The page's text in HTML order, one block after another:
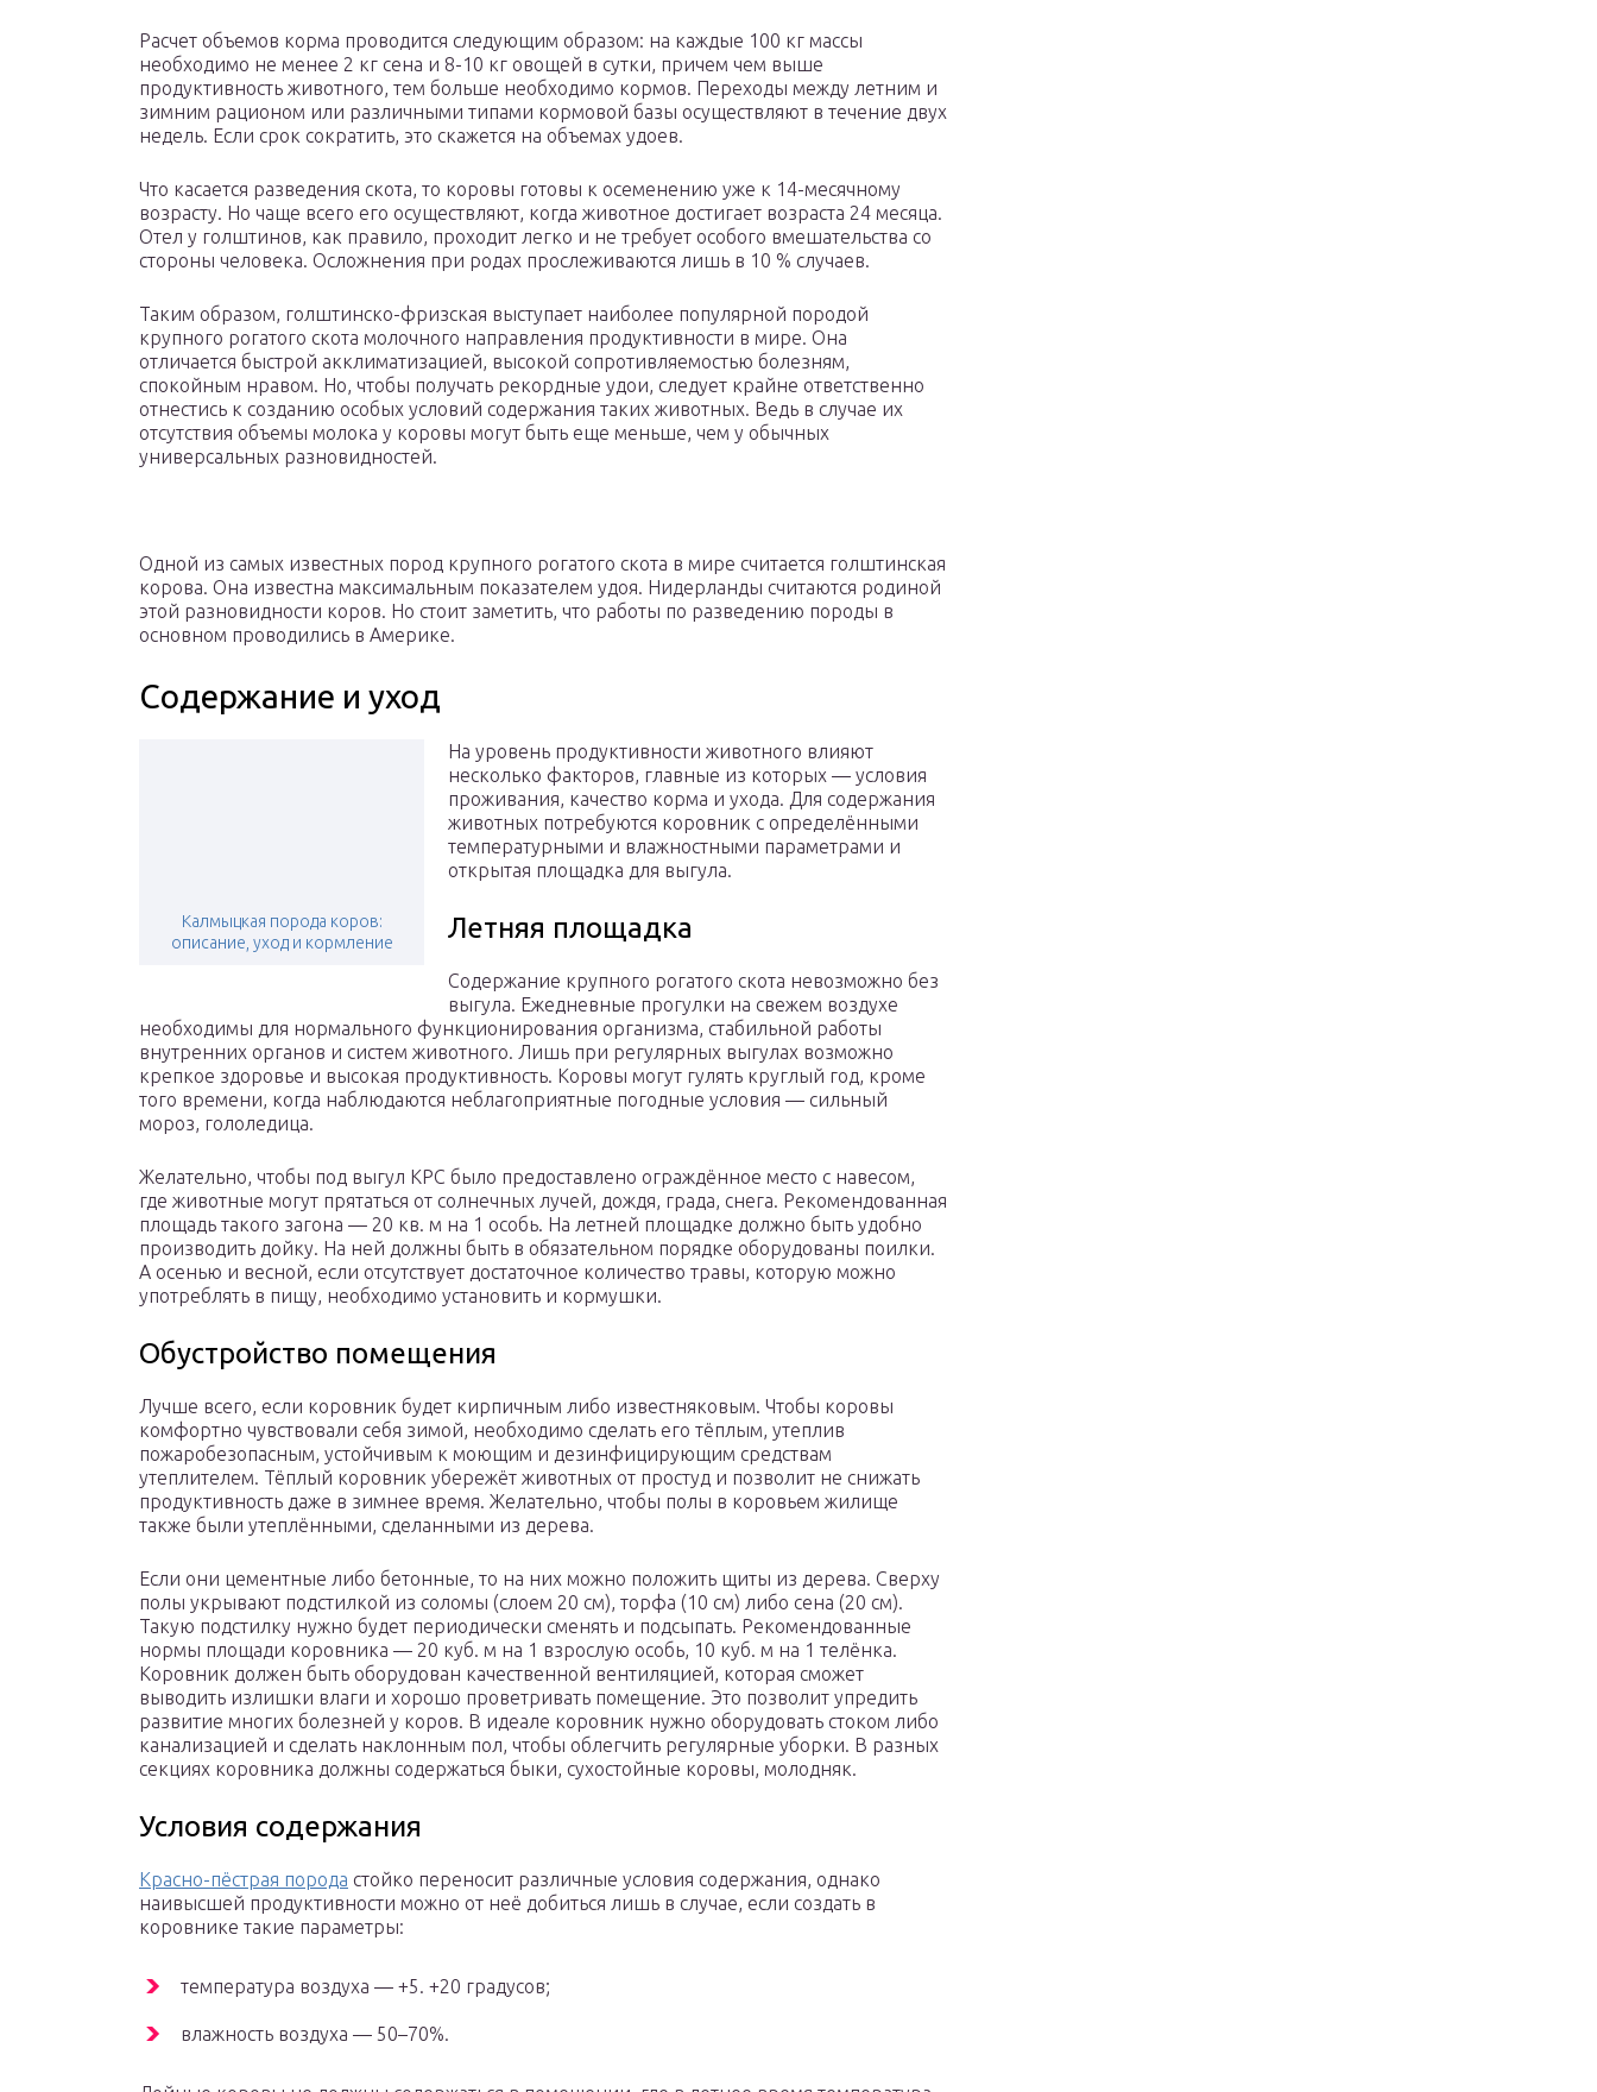
Расчет объемов корма проводится следующим образом: на каждые 100 кг массы
необходимо не менее 2 кг сена и 8-10 кг овощей в сутки, причем чем выше
продуктивность животного, тем больше необходимо кормов. Переходы между летним и
зимним рационом или различными типами кормовой базы осуществляют в течение двух
недель. Если срок сократить, это скажется на объемах удоев.
Что касается разведения скота, то коровы готовы к осеменению уже к 14-месячному
возрасту. Но чаще всего его осуществляют, когда животное достигает возраста 24 месяца.
Отел у голштинов, как правило, проходит легко и не требует особого вмешательства со
стороны человека. Осложнения при родах прослеживаются лишь в 10 % случаев.
Таким образом, голштинско-фризская выступает наиболее популярной породой
крупного рогатого скота молочного направления продуктивности в мире. Она
отличается быстрой акклиматизацией, высокой сопротивляемостью болезням,
спокойным нравом. Но, чтобы получать рекордные удои, следует крайне ответственно
отнестись к созданию особых условий содержания таких животных. Ведь в случае их
отсутствия объемы молока у коровы могут быть еще меньше, чем у обычных
универсальных разновидностей.
Одной из самых известных пород крупного рогатого скота в мире считается голштинская
корова. Она известна максимальным показателем удоя. Нидерланды считаются родиной
этой разновидности коров. Но стоит заметить, что работы по разведению породы в
основном проводились в Америке.
Содержание и уход
Калмыцкая порода коров:
описание, уход и кормление
На уровень продуктивности животного влияют
несколько факторов, главные из которых — условия
проживания, качество корма и ухода. Для содержания
животных потребуются коровник с определёнными
температурными и влажностными параметрами и
открытая площадка для выгула.
Летняя площадка
Содержание крупного рогатого скота невозможно без
выгула. Ежедневные прогулки на свежем воздухе
необходимы для нормального функционирования организма, стабильной работы
внутренних органов и систем животного. Лишь при регулярных выгулах возможно
крепкое здоровье и высокая продуктивность. Коровы могут гулять круглый год, кроме
того времени, когда наблюдаются неблагоприятные погодные условия — сильный
мороз, гололедица.
Желательно, чтобы под выгул КРС было предоставлено ограждённое место с навесом,
где животные могут прятаться от солнечных лучей, дождя, града, снега. Рекомендованная
площадь такого загона — 20 кв. м на 1 особь. На летней площадке должно быть удобно
производить дойку. На ней должны быть в обязательном порядке оборудованы поилки.
А осенью и весной, если отсутствует достаточное количество травы, которую можно
употреблять в пищу, необходимо установить и кормушки.
Обустройство помещения
Лучше всего, если коровник будет кирпичным либо известняковым. Чтобы коровы
комфортно чувствовали себя зимой, необходимо сделать его тёплым, утеплив
пожаробезопасным, устойчивым к моющим и дезинфицирующим средствам
утеплителем. Тёплый коровник убережёт животных от простуд и позволит не снижать
продуктивность даже в зимнее время. Желательно, чтобы полы в коровьем жилище
также были утеплёнными, сделанными из дерева.
Если они цементные либо бетонные, то на них можно положить щиты из дерева. Сверху
полы укрывают подстилкой из соломы (слоем 20 см), торфа (10 см) либо сена (20 см).
Такую подстилку нужно будет периодически сменять и подсыпать. Рекомендованные
нормы площади коровника — 20 куб. м на 1 взрослую особь, 10 куб. м на 1 телёнка.
Коровник должен быть оборудован качественной вентиляцией, которая сможет
выводить излишки влаги и хорошо проветривать помещение. Это позволит упредить
развитие многих болезней у коров. В идеале коровник нужно оборудовать стоком либо
канализацией и сделать наклонным пол, чтобы облегчить регулярные уборки. В разных
секциях коровника должны содержаться быки, сухостойные коровы, молодняк.
Условия содержания
Красно-пёстрая порода стойко переносит различные условия содержания, однако
наивысшей продуктивности можно от неё добиться лишь в случае, если создать в
коровнике такие параметры:
температура воздуха — +5. +20 градусов;
влажность воздуха — 50–70%.